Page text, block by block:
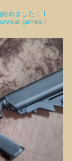
めました！
games !